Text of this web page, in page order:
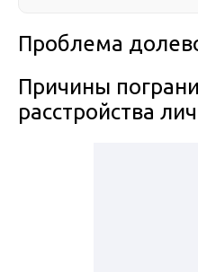
Проблема
Причины
расстройства